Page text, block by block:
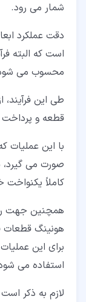
شمار می رود.
دقت عملکرد
است که البته
محسوب می
طی این
قطعه و
با این عملیات
صورت می
کاملاً
همچنین جهت
هونینگ قطعات
برای این
استفاده می
لازم به ذکر